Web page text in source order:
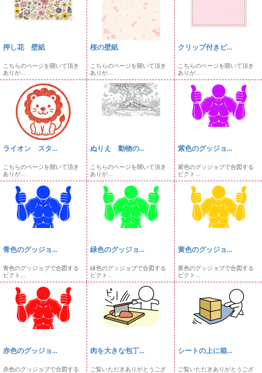
押し花 壁紙
こちらのページを開いて頂き
ありが...
桜の壁紙
こちらのページを開いて頂き
ありが...
クリップ付きピ...
こちらのページを開いて頂き
ありが...
ライオン スタ...
こちらのページを開いて頂き
ありが...
ぬりえ 動物の...
こちらのページを開いて頂き
ありが...
紫色のグッジョ...
紫色のグッジョブで合図する
ピクト...
青色のグッジョ...
青色のグッジョブで合図する
ピクト...
緑色のグッジョ...
緑色のグッジョブで合図する
ピクト...
黄色のグッジョ...
黄色のグッジョブで合図する
ピクト...
赤色のグッジョ...
赤色のグッジョブで合図する
肉を大きな包丁...
ご覧いただきありがとうござ
シートの上に箱...
ご覧いただきありがとうござ